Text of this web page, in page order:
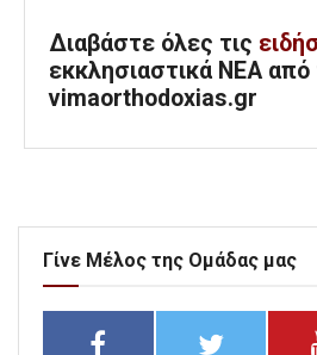
Διαβάστε όλες τις
εκκλησιαστικά ΝΕΑ από
vimaorthodoxias.gr
Γίνε Μέλος της Ομάδας μας